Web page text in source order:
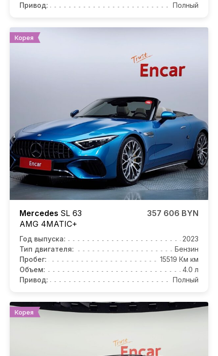
Привод: Полный
Корея
Mercedes SL 63
AMG 4MATIC+
357 606 BYN
Год выпуска:
2023
Тип двигателя:
Бензин
Пробег:
15519 Км км
Объем:
4.0 л
Привод:
Полный
Корея